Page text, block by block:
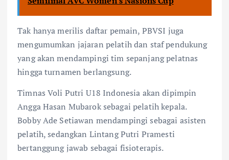
Tak hanya merilis daftar pemain, PBVSI juga
mengumumkan jajaran pelatih dan staf pendukung
yang akan mendampingi tim sepanjang pelatnas
hingga turnamen berlangsung.
Timnas Voli Putri U18 Indonesia akan dipimpin
Angga Hasan Mubarok sebagai pelatih kepala.
Bobby Ade Setiawan mendampingi sebagai asisten
pelatih, sedangkan Lintang Putri Pramesti
bertanggung jawab sebagai fisioterapis.